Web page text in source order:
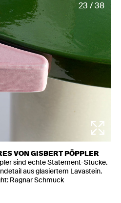
23 / 38
VON GISBERT PÖPPLER
sind echte Statement-Stücke.
aus glasiertem Lavastein.
Ragnar Schmuck